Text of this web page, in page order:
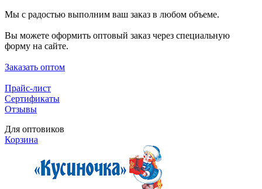
Мы с радостью выполним ваш заказ в любом объеме.
Вы можете оформить оптовый заказ через специальную
форму на сайте.
Заказать оптом
Прайс-лист
Сертификаты
Отзывы
Для оптовиков
Корзина